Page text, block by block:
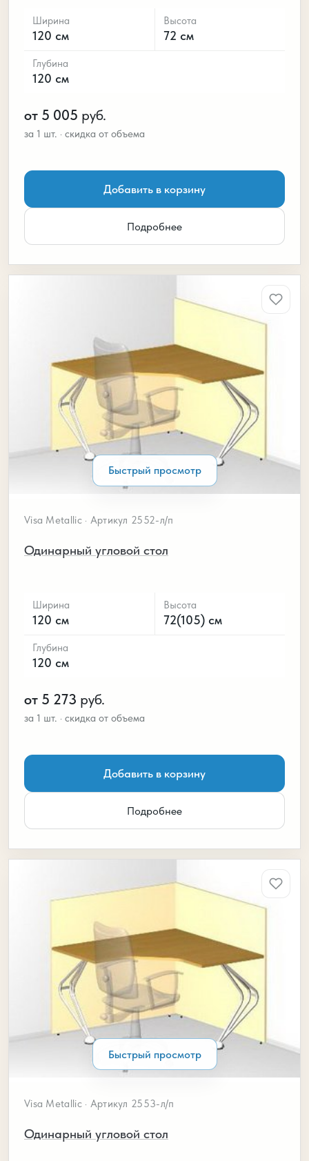
Ширина
120 см
Высота
72 см
Глубина
120 см
от 5 005 руб.
Добавить в корзину
Подробнее
Быстрый просмотр
Visa Metallic · Артикул 2552-л/п
Одинарный угловой стол
Ширина
120 см
Высота
72(105) см
Глубина
120 см
от 5 273 руб.
Добавить в корзину
Подробнее
Быстрый просмотр
Visa Metallic · Артикул 2553-л/п
Одинарный угловой стол